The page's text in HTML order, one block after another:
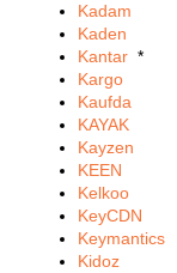
Kadam
Kaden
Kantar *
Kargo
Kaufda
KAYAK
Kayzen
KEEN
Kelkoo
KeyCDN
Keymantics
Kidoz